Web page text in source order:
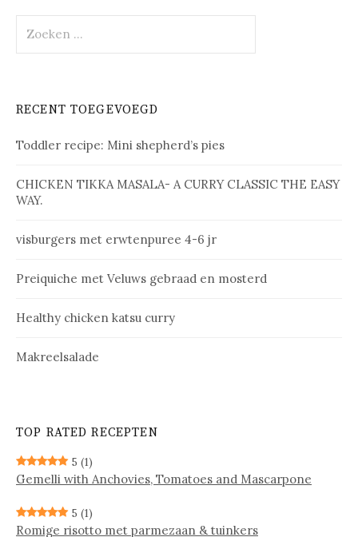
naar:
RECENT TOEGEVOEGD
Toddler recipe: Mini shepherd’s pies
CHICKEN TIKKA MASALA- A CURRY CLASSIC THE EASY
WAY.
vis­bur­gers met erw­ten­pu­ree 4-6 jr
Prei­qui­che met Ve­luws ge­braad en mos­terd
Healthy chicken katsu curry
Makreelsalade
TOP RATED RECEPTEN
5 (1)
Gemelli with Anchovies, Tomatoes and Mascarpone
5 (1)
Ro­mi­ge ri­sot­to met par­me­zaan & tuin­kers